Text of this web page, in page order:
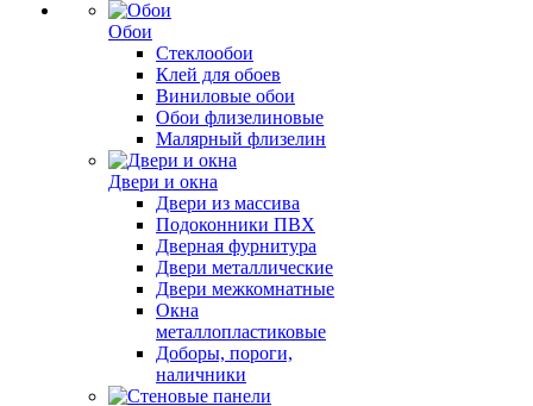
Обои
Стеклообои
Клей для обоев
Виниловые обои
Обои флизелиновые
Малярный флизелин
Двери и окна
Двери из массива
Подоконники ПВХ
Дверная фурнитура
Двери металлические
Двери межкомнатные
Окна
металлопластиковые
Доборы, пороги,
наличники